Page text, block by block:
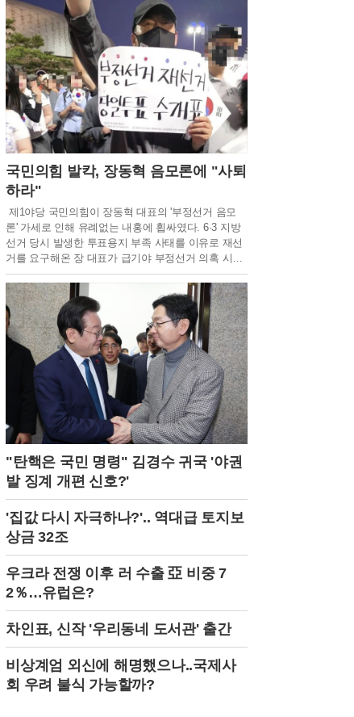
국민의힘 발칵, 장동혁 음모론에 "사퇴
하라"
제1야당 국민의힘이 장동혁 대표의 '부정선거 음모
론' 가세로 인해 유례없는 내홍에 휩싸였다. 6·3 지방
선거 당시 발생한 투표용지 부족 사태를 이유로 재선
거를 요구해온 장 대표가 급기야 부정선거 의혹 시위
에 직접 참여하며 태극기와 피켓을 흔드는 모습이 포
착되었기 때문이다. 장 대표는 전날 서울 송파구에서
열린 시위에 모자와 마스크로 얼굴을 가린 채 비공개
로 참석했으나, 현장 유튜브 방송을 통해 '당일투표 수
개표'와 '부정선거' 문구가 적힌 피켓을 든 사실이 밝혀
졌다. 이는 단순한 선거 관리 부실 지적을 넘어 선거
결과 자체를 부정하는 행보로 해석되어 당 안팎에 큰
충격을 주고 있다.장 대표는 이번 사태에 대해 과학적
확률을 근거로 내세우며 자신의 주장을 굽히지 않고
있다. 그는 인천과 전남광주 등 일부 지역에서 관내
사전투표 득표수가 일치하는 이른바 '쌍둥이 득표' 현
상이 나타난 것을 두고, 지구가 멸망할 때까지 일어나
기 힘든 우연이라며 부정선거의 증거라고 주장했다.
기자들과 만난 자리에서도 용어의 선택보다는 의혹
해소가 중요하다며 시위 참여를 정당화했다. 하지만
이러한 주장은 과거 보수 진영 일부에서 제기되어 당
의 외연 확장을 가로막았던 음모론과 궤를 같이한다
는 점에서 당내 합리적 보수층의 강한 반발을 사고 있
비판과 함께 장 대표의 자질론이 급부상하고 있다. 당
내 인사들은 투표권 침해에 대한 항의는 정당할 수 있
으나, 제1야당 대표가 극단적인 음모론자들과 손을
잡는 것은 차원이 다른 문제라고 입을 모은다. 특히
당 일각에서는 장 대표의 행보가 과거 강성 우파 정당
거 패배 이후 당의 수습을 책임져야 할 대표가 오히려
혼란을 가중시키고 있다는 비토 정서가 확산하고 있
다. 선거 백서 발간이나 패인 분석 등 후속 조치 대신
"탄핵은 국민 명령" 김경수 귀국 '야권
발 징계 개편 신호?'
'집값 다시 자극하나?'.. 역대급 토지보
상금 32조
우크라 전쟁 이후 러 수출 亞 비중 7
2％…유럽은?
차인표, 신작 '우리동네 도서관' 출간
비상계엄 외신에 해명했으나..국제사
회 우려 불식 가능할까?